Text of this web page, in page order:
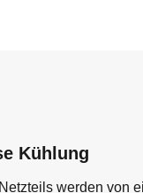
Kühlung
werden von